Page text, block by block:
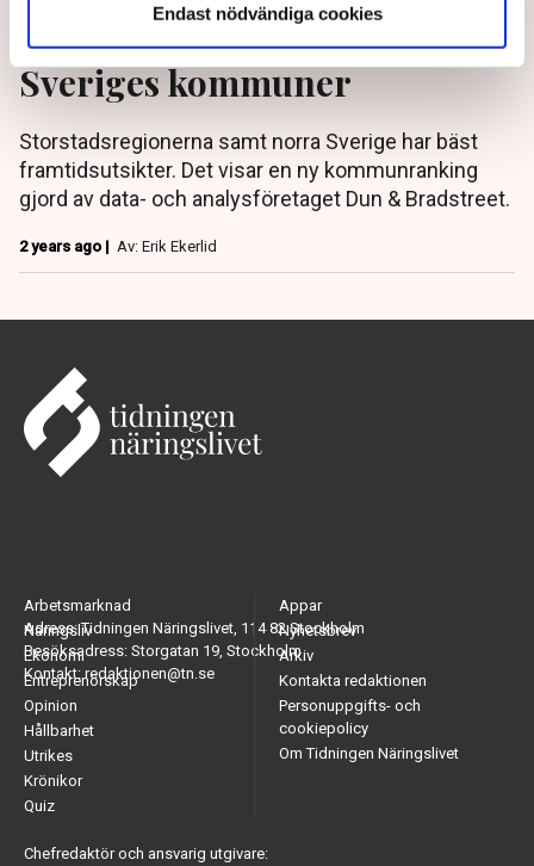
Endast nödvändiga cookies
Här är framtidsutsikterna för
Sveriges kommuner
Storstadsregionerna samt norra Sverige har bäst
framtidsutsikter. Det visar en ny kommunranking
gjord av data- och analysföretaget Dun & Bradstreet.
2 years ago | Av: Erik Ekerlid
Adress: Tidningen Näringslivet, 114 82 Stockholm
Besöksadress: Storgatan 19, Stockholm
Kontakt: redaktionen@tn.se
Arbetsmarknad
Näringsliv
Ekonomi
Entreprenörskap
Opinion
Hållbarhet
Utrikes
Krönikor
Quiz
Appar
Nyhetsbrev
Arkiv
Kontakta redaktionen
Personuppgifts- och
cookiepolicy
Om Tidningen Näringslivet
Chefredaktör och ansvarig utgivare: